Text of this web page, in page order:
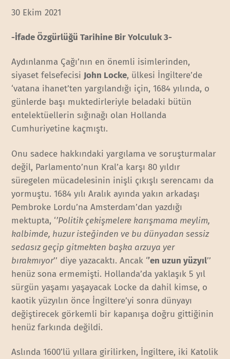
30 Ekim 2021
-İfade Özgürlüğü Tarihine Bir Yolculuk 3-
Aydınlanma Çağı’nın en önemli isimlerinden,
siyaset felsefecisi John Locke, ülkesi İngiltere’de
‘vatana ihanet’ten yargılandığı için, 1684 yılında, o
günlerde başı muktedirleriyle beladaki bütün
entelektüellerin sığınağı olan Hollanda
Cumhuriyetine kaçmıştı.
Onu sadece hakkındaki yargılama ve soruşturmalar
değil, Parlamento’nun Kral’a karşı 80 yıldır
süregelen mücadelesinin inişli çıkışlı serencamı da
yormuştu. 1684 yılı Aralık ayında yakın arkadaşı
Pembroke Lordu’na Amsterdam’dan yazdığı
mektupta, ‘’Politik çekişmelere karışmama meylim,
kalbimde, huzur isteğinden ve bu dünyadan sessiz
sedasız geçip gitmekten başka arzuya yer
bırakmıyor’’ diye yazacaktı. Ancak ‘’en uzun yüzyıl’’
henüz sona ermemişti. Hollanda’da yaklaşık 5 yıl
sürgün yaşamı yaşayacak Locke da dahil kimse, o
kaotik yüzyılın önce İngiltere’yi sonra dünyayı
değiştirecek görkemli bir kapanışa doğru gittiğinin
henüz farkında değildi.
Aslında 1600’lü yıllara girilirken, İngiltere, iki Katolik